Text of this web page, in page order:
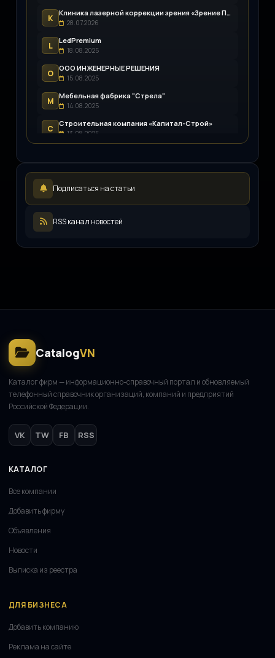
К
Клиника лазерной коррекции зрения «Зрение Пенза»
28.07.2026
L
LedPremium
18.08.2025
О
ООО ИНЖЕНЕРНЫЕ РЕШЕНИЯ
15.08.2025
М
Мебельная фабрика "Стрела"
14.08.2025
С
Строительная компания «Капитал-Строй»
13.08.2025
L 12.08.2025
Р
Русский инженерный клуб
Подписаться на статьи
RSS канал новостей
CatalogVN
Каталог фирм — информационно-справочный портал и обновляемый
телефонный справочник организаций, компаний и предприятий
Российской Федерации.
VK TW FB RSS
КАТАЛОГ
Все компании
Добавить фирму
Объявления
Новости
Выписка из реестра
ДЛЯ БИЗНЕСА
Добавить компанию
Реклама на сайте